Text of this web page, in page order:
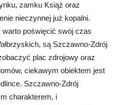
zamku Książ oraz
nieczynnej już kopalni.
poświęcić swój czas
są Szczawno-Zdrój
plac zdrojowy oraz
ciekawym obiektem jest
Szczawno-Zdrój
charakterem, i